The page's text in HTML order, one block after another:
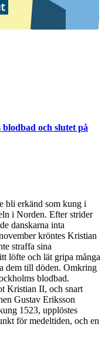
och slutet på
bli erkänd som kung i
i Norden. Efter strider
danskarna inta
kröntes Kristian
straffa sina
löfte och lät gripa många
dem till döden. Omkring
blodbad.
Kristian II, och snart
Gustav Eriksson
1523, upplöstes
för medeltiden, och en